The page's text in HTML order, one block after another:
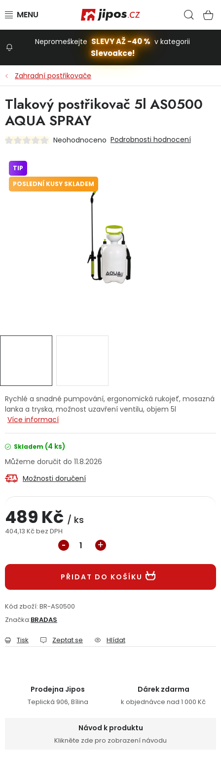
Stavba a dům
Domácnost
Značky
Velkoobchodní spolupráce (B2B)
Doprava a platba
Reklamační formulář Odstoupení ve lhůtě 14 dní
Podmínky ochrany osobních údajů
Nepromeškejte SLEVY AŽ -40 % v kategorii
Slevoakce!
Zahradní postřikovače
Rychlé a snadné pumpování, ergonomická rukojeť, mosazná
lanka a tryska, možnost uzavření ventilu, objem 5l
Více informací
Skladem (4 ks)
11.8.2026
Možnosti doručení
489 Kč / ks
404,13 Kč bez DPH
PŘIDAT DO KOŠÍKU
Kód zboží: BR-AS0500
Značka:BRADAS
Tisk Zeptat se Hlídat
Tlakový postřikovač 5l AS0500
AQUA SPRAY
Neohodnoceno Podrobnosti hodnocení
TIP
POSLEDNÍ KUSY SKLADEM
Prodejna Jipos
Teplická 906, Bílina
Dárek zdarma
k objednávce nad 1 000 Kč
Návod k produktu
Klikněte zde pro zobrazení návodu